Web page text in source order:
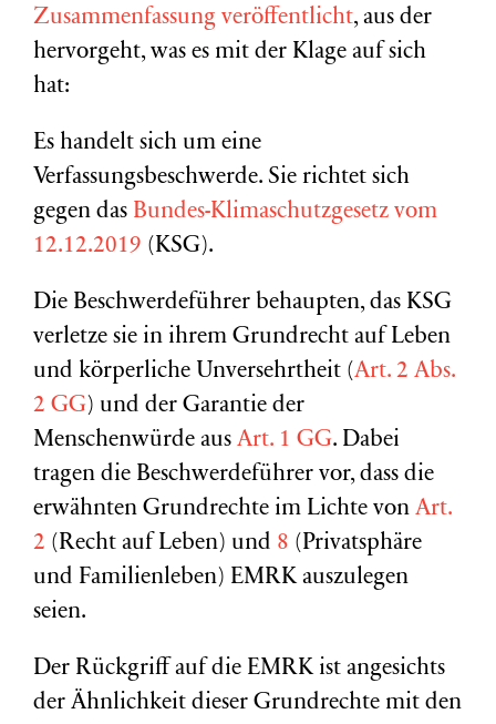
Zusammenfassung veröffentlicht, aus der
hervorgeht, was es mit der Klage auf sich
hat:
Es handelt sich um eine
Verfassungsbeschwerde. Sie richtet sich
gegen das Bundes-Klimaschutzgesetz vom
12.12.2019 (KSG).
Die Beschwerdeführer behaupten, das KSG
verletze sie in ihrem Grundrecht auf Leben
und körperliche Unversehrtheit (Art. 2 Abs.
2 GG) und der Garantie der
Menschenwürde aus Art. 1 GG. Dabei
tragen die Beschwerdeführer vor, dass die
erwähnten Grundrechte im Lichte von Art.
2 (Recht auf Leben) und 8 (Privatsphäre
und Familienleben) EMRK auszulegen
seien.
Der Rückgriff auf die EMRK ist angesichts
der Ähnlichkeit dieser Grundrechte mit den